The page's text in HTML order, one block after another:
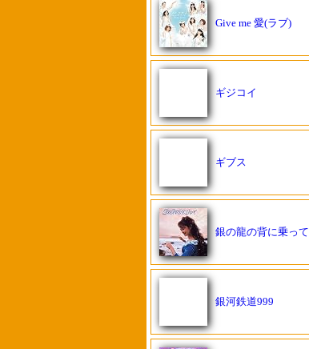
Give me 愛(ラブ)
ギジコイ
ギブス
銀の龍の背に乗って
銀河鉄道999